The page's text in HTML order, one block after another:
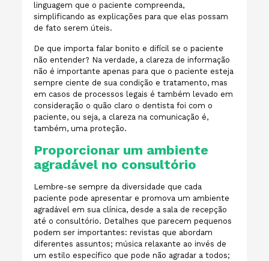
linguagem que o paciente compreenda,
simplificando as explicações para que elas possam
de fato serem úteis.
De que importa falar bonito e difícil se o paciente
não entender? Na verdade, a clareza de informação
não é importante apenas para que o paciente esteja
sempre ciente de sua condição e tratamento, mas
em casos de processos legais é também levado em
consideração o quão claro o dentista foi com o
paciente, ou seja, a clareza na comunicação é,
também, uma proteção.
Proporcionar um ambiente
agradável no consultório
Lembre-se sempre da diversidade que cada
paciente pode apresentar e promova um ambiente
agradável em sua clínica, desde a sala de recepção
até o consultório. Detalhes que parecem pequenos
podem ser importantes: revistas que abordam
diferentes assuntos; música relaxante ao invés de
um estilo específico que pode não agradar a todos;